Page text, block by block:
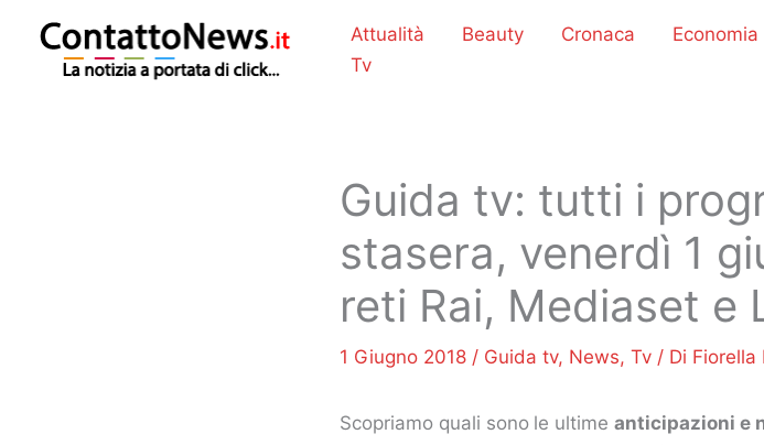
contenuto
Attualità Beauty Cronaca Economia
Tv
Guida tv: tutti i
stasera, venerdì 1
reti Rai, Mediaset e
1 Giugno 2018 / Guida tv, News, Tv / Di Fiorella
Scopriamo quali sono le ultime anticipazioni e